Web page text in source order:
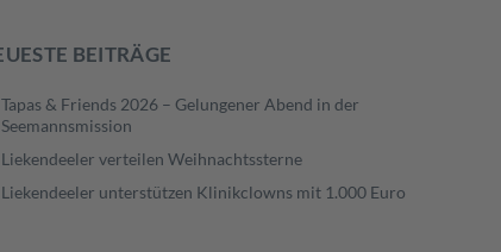
BEITRÄGE
Tapas & Friends 2026 – Gelungener Abend in der
Seemannsmission
Liekendeeler verteilen Weihnachtssterne
Liekendeeler unterstützen Klinikclowns mit 1.000 Euro